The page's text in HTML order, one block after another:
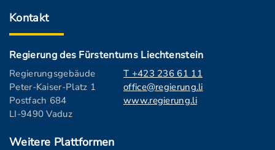
Kontakt
Regierung des Fürstentums Liechtenstein
Regierungsgebäude
Peter-Kaiser-Platz 1
Postfach 684
LI-9490 Vaduz
T +423 236 61 11
office@regierung.li
www.regierung.li
Weitere Plattformen